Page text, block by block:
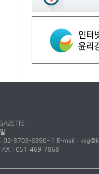
: 02-3703-6390~1 E-mail :
: 051-469-7868